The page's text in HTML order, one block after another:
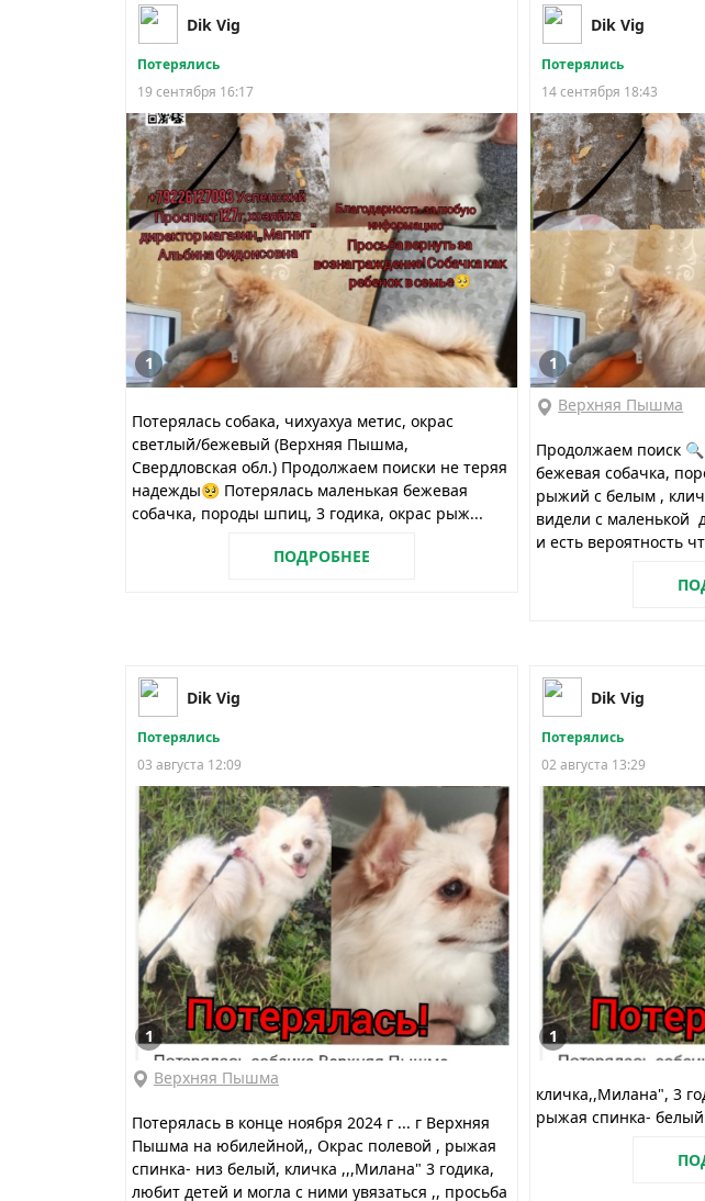
Dik Vig
Потерялись
19 сентября 16:17
1
Потерялась собака, чихуахуа метис, окрас
светлый/бежевый (Верхняя Пышма,
Свердловская обл.) Продолжаем поиски не теряя
надежды🥺 Потерялась маленькая бежевая
собачка, породы шпиц, 3 годика, окрас рыж...
ПОДРОБНЕЕ
Dik Vig
Потерялись
14 сентября 18:43
1
Верхняя Пышма
Продолжаем поиск
бежевая собачка,
рыжий с белым ,
видели с маленькой
и есть вероятность
Dik Vig
Потерялись
03 августа 12:09
1
Верхняя Пышма
Потерялась в конце ноября 2024 г ... г Верхняя
Пышма на юбилейной,, Окрас полевой , рыжая
спинка- низ белый, кличка ,,,Милана" 3 годика,
любит детей и могла с ними увязаться ,, просьба
Dik Vig
Потерялись
02 августа 13:29
1
кличка,,Милана", 3
рыжая спинка-